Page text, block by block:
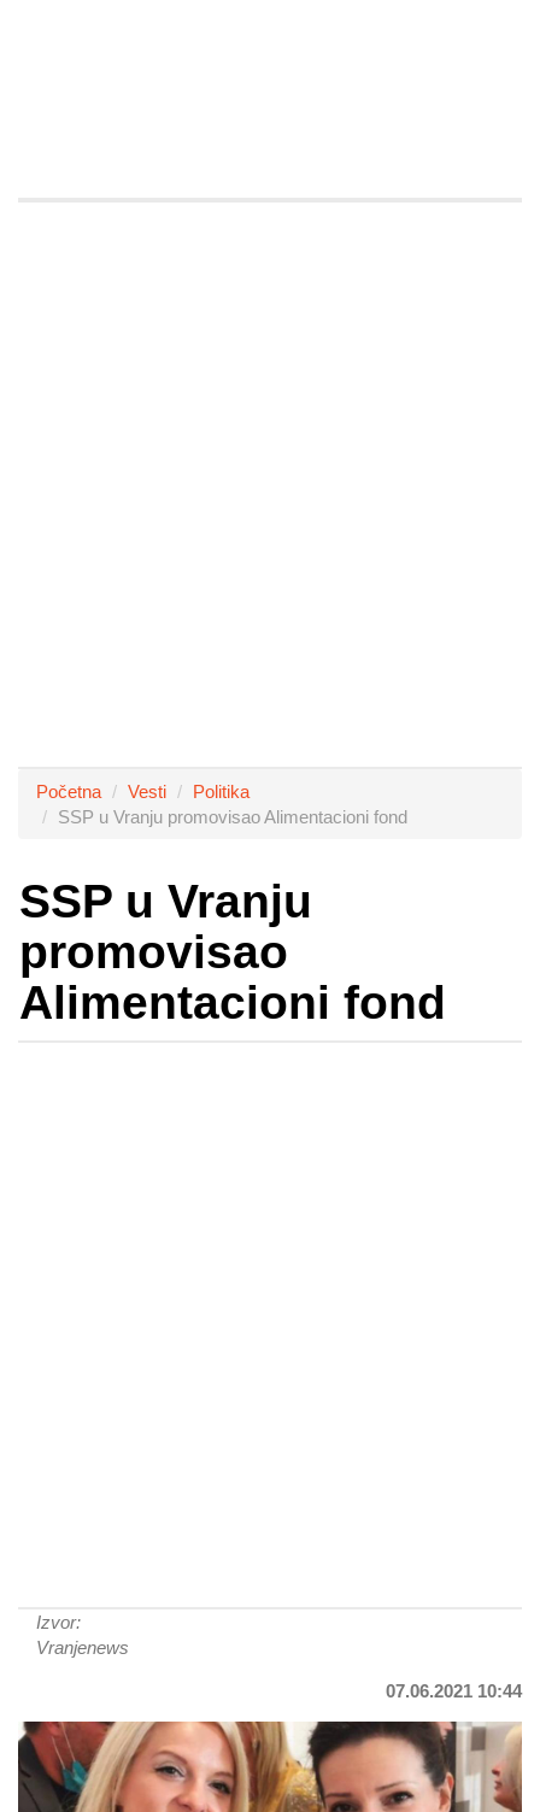
Početna Vesti
Politika
SSP u Vranju promovisao Alimentacioni fond
SSP u Vranju
promovisao
Alimentacioni fond
Izvor:
Vranjenews
07.06.2021 10:44